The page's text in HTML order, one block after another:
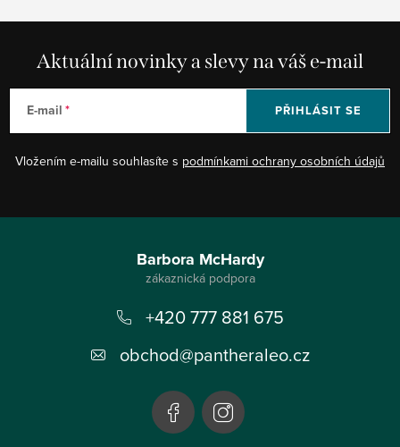
Aktuální novinky a slevy na váš e-mail
E-mail
Vložením e-mailu souhlasíte s podmínkami ochrany osobních údajů
PŘIHLÁSIT SE
Barbora McHardy
+420 777 881 675
obchod@pantheraleo.cz